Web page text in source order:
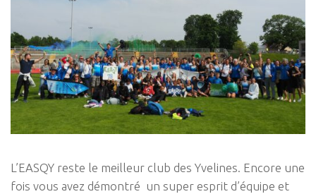
L’EASQY reste le meilleur club des Yvelines. Encore une
fois vous avez démontré un super esprit d’équipe et